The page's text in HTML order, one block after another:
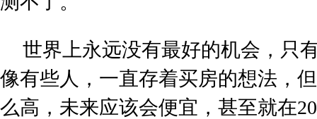
世界上永远没有最好的机会，只
像有些人，一直存着买房的想法，
么高，未来应该会便宜，甚至就在